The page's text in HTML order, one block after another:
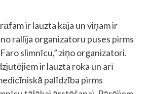
ir lauzta kāja un viņam ir
rallija organizatoru puses pirms
slimnīcu,” ziņo organizatori.
ir lauzta roka un arī
palīdzība pirms